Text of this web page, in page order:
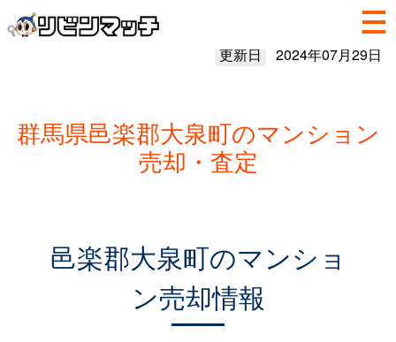
更新日 2024年07月29日
群馬県邑楽郡大泉町のマンション
売却・査定
邑楽郡大泉町のマンショ
ン売却情報